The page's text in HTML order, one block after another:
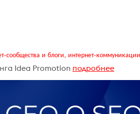
Idea Promotion подробнее